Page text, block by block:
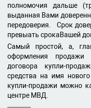
полномочия дальше
выданная Вами
передоверия. Срок
превыать срокаВашей
Самый простой, а,
оформления
договора купли-
средства на имя
купли-продажи можно
центре МВД.